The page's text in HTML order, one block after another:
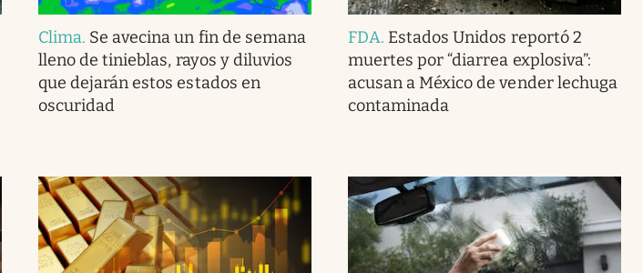
Clima. Se avecina un fin de semana
lleno de tinieblas, rayos y diluvios
que dejarán estos estados en
oscuridad
FDA. Estados Unidos reportó 2
muertes por “diarrea explosiva”:
acusan a México de vender lechuga
contaminada